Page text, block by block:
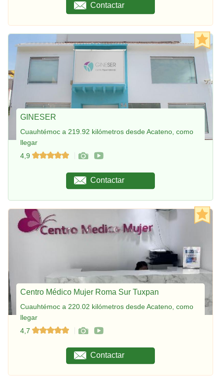
Contactar
GINESER
Cuauhtémoc a 219.92 kilómetros desde Acateno, como
llegar
4,9
Contactar
Centro Médico Mujer Roma Sur Tuxpan
Cuauhtémoc a 220.02 kilómetros desde Acateno, como
llegar
4,7
Contactar